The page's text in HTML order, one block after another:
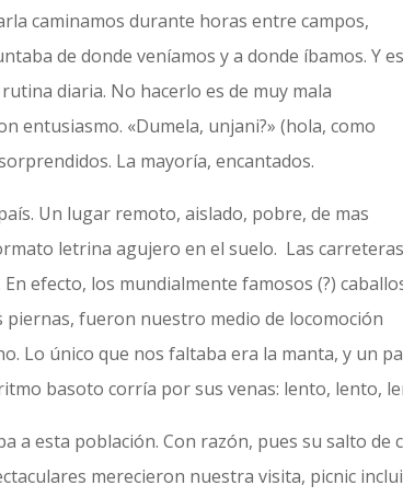
caminamos durante horas entre campos,
de donde veníamos y a donde íbamos. Y
diaria. No hacerlo es de muy mala
entusiasmo. «Dumela, unjani?» (hola, como
La mayoría, encantados.
Un lugar remoto, aislado, pobre, de mas
letrina agujero en el suelo. Las
efecto, los mundialmente famosos (?)
fueron nuestro medio de locomoción
Lo único que nos faltaba era la manta, y un
basoto corría por sus venas: lento, lento,
a esta población. Con razón, pues su salto de
merecieron nuestra visita, picnic